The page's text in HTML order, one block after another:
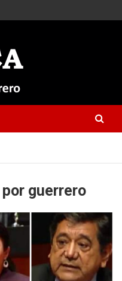
guerrero